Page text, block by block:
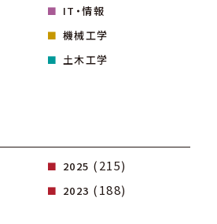
IT・情報
機械工学
土木工学
2025 (215)
2023 (188)